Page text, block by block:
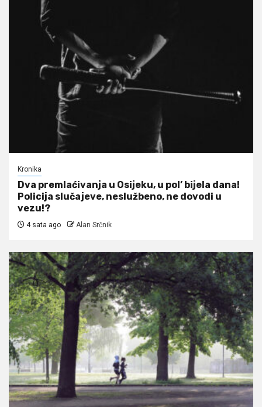
Kronika
Dva premlaćivanja u Osijeku, u pol’ bijela dana!
Policija slučajeve, neslužbeno, ne dovodi u
vezu!?
4 sata ago Alan Srčnik